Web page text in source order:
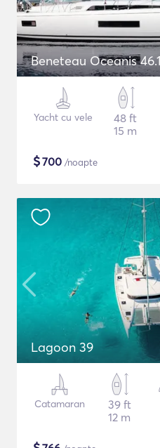
Beneteau Oceanis 46.1
Yacht cu vele
48 ft
15 m
$700 /noapte
Lagoon 39
Catamaran
39 ft
12 m